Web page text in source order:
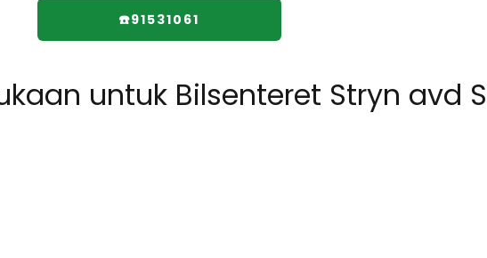
☎️91531061
untuk Bilsenteret Stryn avd